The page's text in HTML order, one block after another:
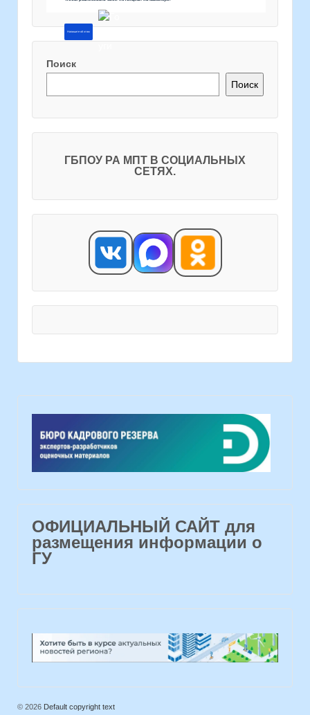
Напишите об этом
Поиск
Поиск
ГБПОУ РА МПТ В СОЦИАЛЬНЫХ
СЕТЯХ.
ОФИЦИАЛЬНЫЙ САЙТ для
размещения информации о
ГУ
© 2026 Default copyright text